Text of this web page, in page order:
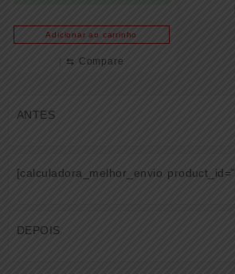
Adicionar ao carrinho
⇆ Compare
ANTES
[calculadora_melhor_envio product_id="
DEPOIS